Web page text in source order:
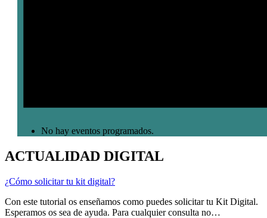
No hay eventos programados.
ACTUALIDAD DIGITAL
¿Cómo solicitar tu kit digital?
Con este tutorial os enseñamos como puedes solicitar tu Kit Digital.
Esperamos os sea de ayuda. Para cualquier consulta no…